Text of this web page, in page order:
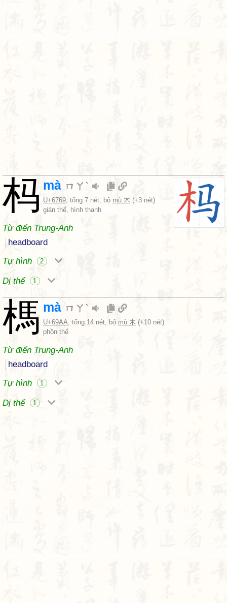
杩 mà ㄇㄚˋ
U+6769, tổng 7 nét, bộ mù 木 (+3 nét)
giản thể, hình thanh
Từ điển Trung-Anh
headboard
Tự hình
2
Dị thể 1
榪 mà ㄇㄚˋ
U+69AA, tổng 14 nét, bộ mù 木 (+10 nét)
phồn thể
Từ điển Trung-Anh
headboard
Tự hình
1
Dị thể 1